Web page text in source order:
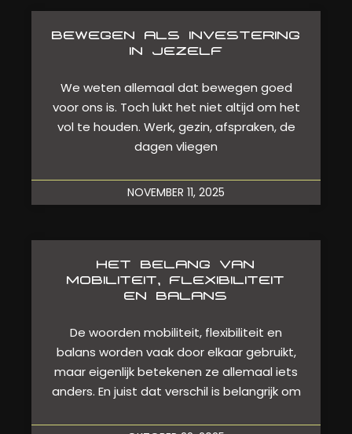
BEWEGEN ALS INVESTERING
IN JEZELF
We weten allemaal dat bewegen goed
voor ons is. Toch lukt het niet altijd om het
vol te houden. Werk, gezin, afspraken, de
dagen vliegen
NOVEMBER 11, 2025
HET BELANG VAN
MOBILITEIT, FLEXIBILITEIT
EN BALANS
De woorden mobiliteit, flexibiliteit en
balans worden vaak door elkaar gebruikt,
maar eigenlijk betekenen ze allemaal iets
anders. En juist dat verschil is belangrijk om